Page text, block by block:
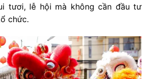
tươi, lễ hội mà không cần đầu tư
chức.